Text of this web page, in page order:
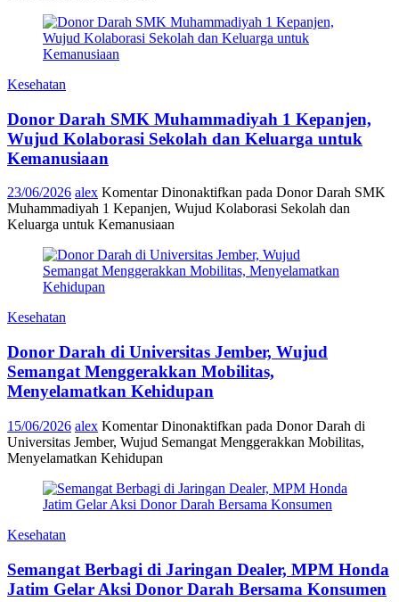
Kesehatan
Donor Darah SMK Muhammadiyah 1 Kepanjen,
Wujud Kolaborasi Sekolah dan Keluarga untuk
Kemanusiaan
23/06/2026 alex Komentar Dinonaktifkan pada Donor Darah SMK
Muhammadiyah 1 Kepanjen, Wujud Kolaborasi Sekolah dan
Keluarga untuk Kemanusiaan
Kesehatan
Donor Darah di Universitas Jember, Wujud
Semangat Menggerakkan Mobilitas,
Menyelamatkan Kehidupan
15/06/2026 alex Komentar Dinonaktifkan pada Donor Darah di
Universitas Jember, Wujud Semangat Menggerakkan Mobilitas,
Menyelamatkan Kehidupan
Kesehatan
Semangat Berbagi di Jaringan Dealer, MPM Honda
Jatim Gelar Aksi Donor Darah Bersama Konsumen